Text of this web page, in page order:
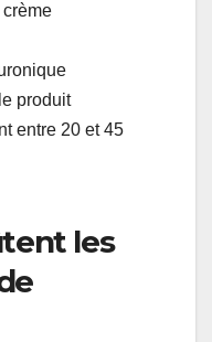
produit
entre 20 et 45
les